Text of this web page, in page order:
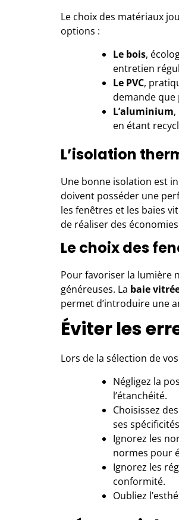
Le choix des matériaux
options :
Le bois,
entretien
Le PVC,
demande que
L’aluminium
en étant
L’isolation
Une bonne isolation est
doivent posséder une
les fenêtres et les baies
de réaliser des économies
Le choix des
Pour favoriser la lumière
généreuses. La baie
permet d’introduire une
Éviter les
Lors de la sélection de
Négligez la
l’étanchéité.
Choisissez
ses
Ignorez les
normes pour
Ignorez les
conformité.
Oubliez